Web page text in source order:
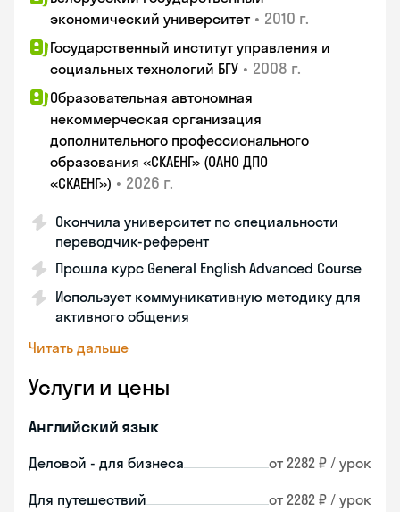
экономический университет • 2010 г.
Государственный институт управления и
социальных технологий БГУ • 2008 г.
Образовательная автономная
некоммерческая организация
дополнительного профессионального
образования «СКАЕНГ» (ОАНО ДПО
«СКАЕНГ») • 2026 г.
Окончила университет по специальности
переводчик-референт
Прошла курс General English Advanced Course
Использует коммуникативную методику для
активного общения
Читать дальше
Услуги и цены
Английский язык
Деловой - для бизнеса от 2282 ₽ / урок
Для путешествий от 2282 ₽ / урок